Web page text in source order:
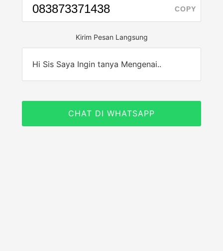
COPY
Kirim Pesan Langsung
Hi Sis Saya Ingin tanya Mengenai..
CHAT DI WHATSAPP